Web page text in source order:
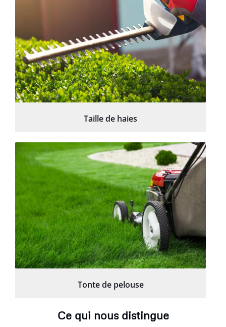
Taille de haies
Tonte de pelouse
Ce qui nous distingue